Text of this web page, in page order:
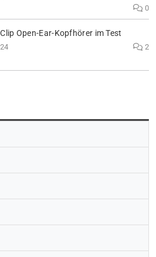
0
Open-Ear-Kopfhörer im Test
2